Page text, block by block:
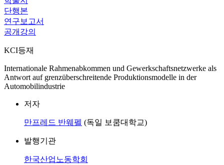
단행본
연구보고서
공개강의
KCI등재
Internationale Rahmenabkommen und Gewerkschaftsnetzwerke als
Antwort auf grenzüberschreitende Produktionsmodelle in der
Automobilindustrie
저자
만프레드 반웨펠 (독일 보쿰대학교)
발행기관
한국산업노동학회